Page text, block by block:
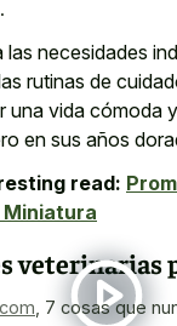
necesidades
rutinas de
una vida cómoda
en sus años
read:
Miniatura
veterinarias
7 cosas que